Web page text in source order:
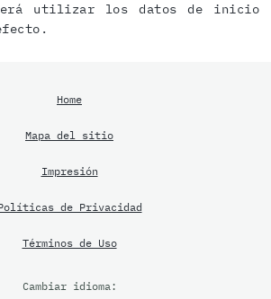
utilizar los datos de inicio
Home
Mapa del sitio
Impresión
de Privacidad
Términos de Uso
Cambiar idioma: